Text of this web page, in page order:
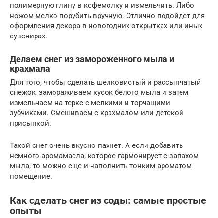
полимерную глину в кофемолку и измельчить. Либо
ножом мелко порубить вручную. Отлично подойдет для
оформления декора в новогодних открытках или иных
сувенирах.
Делаем снег из замороженного мыла и
крахмала
Для того, чтобы сделать шелковистый и рассыпчатый
снежок, замораживаем кусок белого мыла и затем
измельчаем на терке с мелкими и торчащими
зубчиками. Смешиваем с крахмалом или детской
присыпкой.
Такой снег очень вкусно пахнет. А если добавить
немного аромамасла, которое гармонирует с запахом
мыла, то можно еще и наполнить тонким ароматом
помещение.
Как сделать снег из соды: самые простые
опыты